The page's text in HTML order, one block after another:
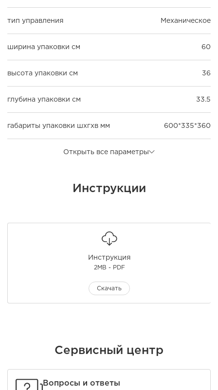
тип управления Механическое
ширина упаковки см 60
высота упаковки см 36
глубина упаковки см 33.5
габариты упаковки шxгxв мм 600*335*360
Открыть все параметры
Инструкции
Инструкция
2MB - PDF
Скачать
Сервисный центр
Вопросы и ответы